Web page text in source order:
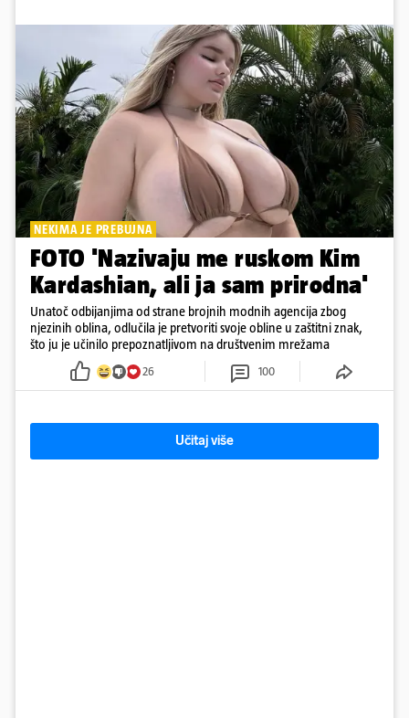
NEKIMA JE PREBUJNA
FOTO 'Nazivaju me ruskom Kim
Kardashian, ali ja sam prirodna'
Unatoč odbijanjima od strane brojnih modnih agencija zbog
njezinih oblina, odlučila je pretvoriti svoje obline u zaštitni znak,
što ju je učinilo prepoznatljivom na društvenim mrežama
26 100
Učitaj više